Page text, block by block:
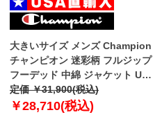
大きいサイズ メンズ Champion
チャンピオン 迷彩柄 フルジップ
フーデッド 中綿 ジャケット USA
直輸入 v4728p-awlm
定価 ￥31,900(税込)
￥28,710(税込)